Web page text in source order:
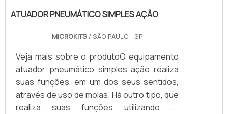
ATUADOR PNEUMÁTICO SIMPLES AÇÃO
MICROKITS/ SÃO PAULO - SP
Veja mais sobre o produtoO equipamento
atuador pneumático simples ação realiza
suas funções, em um dos seus sentidos,
através de uso de molas. Há outro tipo, que
realiza suas funções utilizando ar